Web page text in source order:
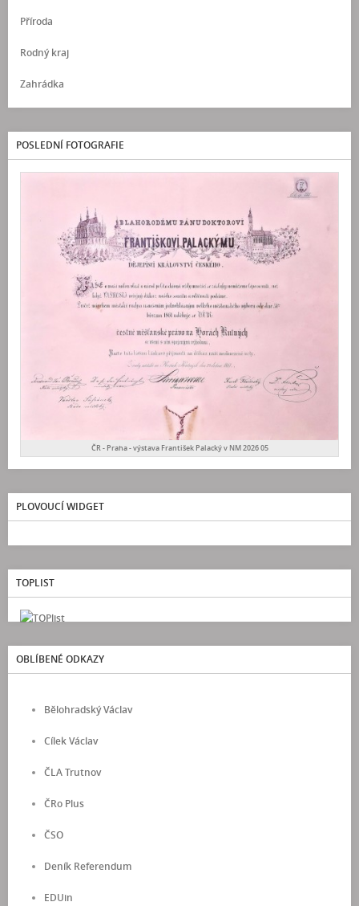
Příroda
Rodný kraj
Zahrádka
POSLEDNÍ FOTOGRAFIE
ČR - Praha - výstava František Palacký v NM 2026 05
PLOVOUCÍ WIDGET
TOPLIST
OBLÍBENÉ ODKAZY
Bělohradský Václav
Cílek Václav
ČLA Trutnov
ČRo Plus
ČSO
Deník Referendum
EDUin